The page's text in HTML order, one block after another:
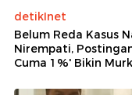
detikInet
Belum Reda Kasus
Nirempati,
Cuma 1%' Bikin